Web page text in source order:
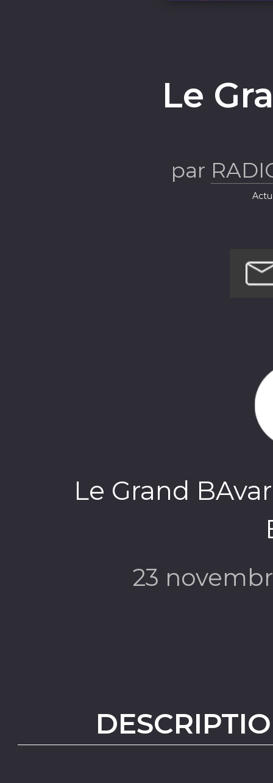
Le
par
Le Grand
23